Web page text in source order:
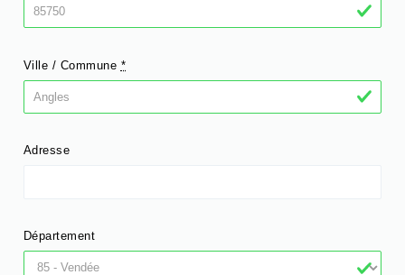
Ville / Commune *
Adresse
Département